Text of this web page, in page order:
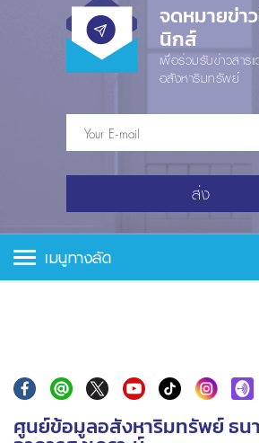
จดหมายข่า
นิกส์
เพื่อร่วมรับข่าวสาร
อสังหาริมทรัพย์
ส่ง
เมนูทางลัด
ศูนย์ข้อมูลอสังหาริมทรัพย์ ธน